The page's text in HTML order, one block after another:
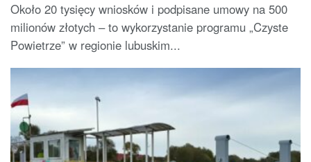
Około 20 tysięcy wniosków i podpisane umowy na 500
milionów złotych – to wykorzystanie programu „Czyste
Powietrze” w regionie lubuskim...